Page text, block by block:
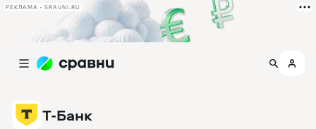
РЕКЛАМА • SRAVNI.RU
Т-Банк